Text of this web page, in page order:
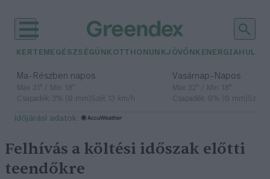
KERTEM EGÉSZSÉGÜNK OTTHONUNKJÖVŐNK ENERGIA
Ma– Részben napos
Max 31° / Min 18°
Csapadék: 3% (0 mm)Szél: 13 km/h
Vasárnap– Napos
Max 32° / Min 18°
Csapadék: 0% (0 mm)Szél:
időjárási adatok:
Felhívás a költési időszak előtti
teendőkre